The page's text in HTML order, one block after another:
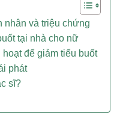
nhân và triệu chứng
tại nhà cho nữ
để giảm tiểu buốt
phát
sĩ?